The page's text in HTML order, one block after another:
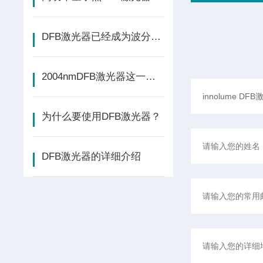
DFB激光器已经成为波分复用(WDM)系统的重要光源
2004nmDFB激光器这一波长通常位于中红外波，具有特别的光学特性。
为什么要使用DFB激光器？
DFB激光器的详细介绍